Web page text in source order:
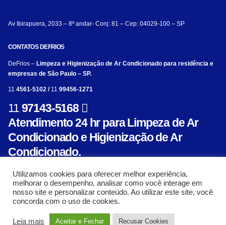
Av Ibirapuera, 2033 – 8º andar- Conj: 81 – Cep: 04029-100 – SP
CONTATOS DEFRIOS
DeFrios – Limpeza e Higienização de Ar Condicionado para residência e
empresas de São Paulo – SP.
11 4561-5102 / 11 99456-1271
1197143-5168
Atendimento 24 hr para Limpeza de Ar
Condicionado e Higienização de Ar
Condicionado.
© Limpeza e Higienização de aparelho de ar condicionado para residência e empresa
- Defrios 2018. Criado com ❤ por:AL Mídia Digital
Utilizamos cookies para oferecer melhor experiência,
melhorar o desempenho, analisar como você interage em
nosso site e personalizar conteúdo. Ao utilizar este site, você
concorda com o uso de cookies.
Leia mais Aceitar e Fechar Recusar Cookies